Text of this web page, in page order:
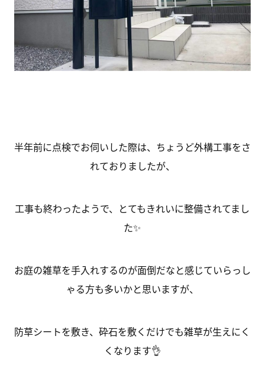
半年前に点検でお伺いした際は、ちょうど外構工事をさ
れておりましたが、
工事も終わったようで、とてもきれいに整備されてまし
た✨
お庭の雑草を手入れするのが面倒だなと感じていらっし
ゃる方も多いかと思いますが、
防草シートを敷き、砕石を敷くだけでも雑草が生えにく
くなります👌